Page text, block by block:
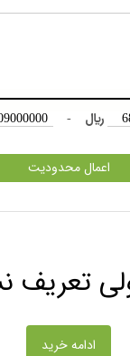
﷼ -
اعمال محدودیت
تعریف
ادامه خرید